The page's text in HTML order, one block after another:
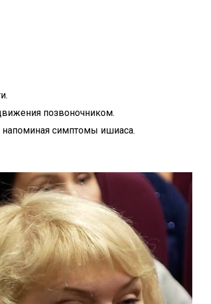
позвоночником.
напоминая симптомы ишиаса.